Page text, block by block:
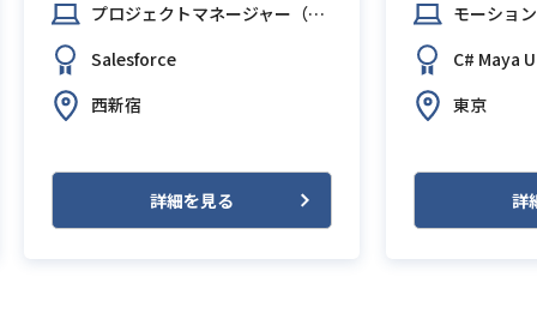
プロジェクトマネージャー（PM）
Salesforce
西新宿
詳細を見る
モーショ
C# Maya
東京
詳